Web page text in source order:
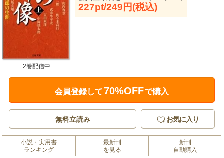
227pt/249円(税込)
2巻配信中
会員登録して70%OFFで購入
無料立読み お気に入り
小説・実用書
ランキング
最新刊
を見る
新刊
自動購入